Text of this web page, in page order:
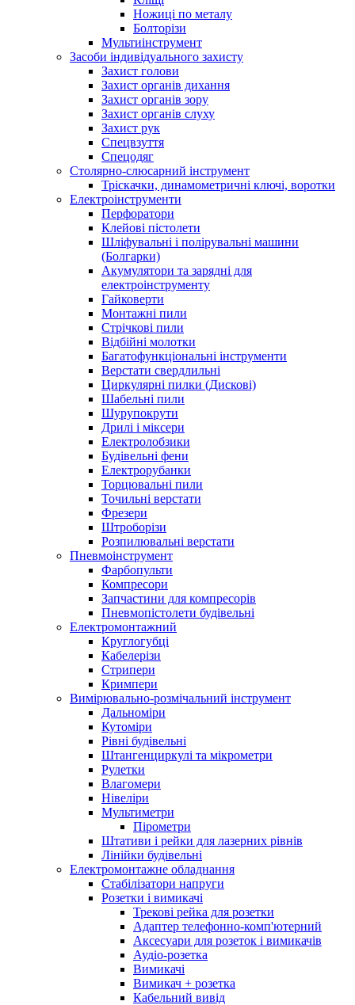
Ножиці по металу
Болторізи
Мультиінструмент
Засоби індивідуального захисту
Захист голови
Захист органів дихання
Захист органів зору
Захист органів слуху
Захист рук
Спецвзуття
Спецодяг
Столярно-слюсарний інструмент
Тріскачки, динамометричні ключі, воротки
Електроінструменти
Перфоратори
Клейові пістолети
Шліфувальні і полірувальні машини
(Болгарки)
Акумулятори та зарядні для
електроінструменту
Гайковерти
Монтажні пили
Стрічкові пили
Відбійні молотки
Багатофункціональні інструменти
Верстати свердлильні
Циркулярні пилки (Дискові)
Шабельні пили
Шурупокрути
Дрилі і міксери
Електролобзики
Будівельні фени
Електрорубанки
Торцювальні пили
Точильні верстати
Фрезери
Штроборізи
Розпилювальні верстати
Пневмоінструмент
Фарбопульти
Компресори
Запчастини для компресорів
Пневмопістолети будівельні
Електромонтажний
Круглогубці
Кабелерізи
Стрипери
Кримпери
Вимірювально-розмічальний інструмент
Дальноміри
Кутоміри
Рівні будівельні
Штангенциркулі та мікрометри
Рулетки
Влагомери
Нівеліри
Мультиметри
Пірометри
Штативи і рейки для лазерних рівнів
Лінійки будівельні
Електромонтажне обладнання
Стабілізатори напруги
Розетки і вимикачі
Трекові рейка для розетки
Адаптер телефонно-комп'ютерний
Аксесуари для розеток і вимикачів
Аудіо-розетка
Вимикачі
Вимикач + розетка
Кабельний вивід